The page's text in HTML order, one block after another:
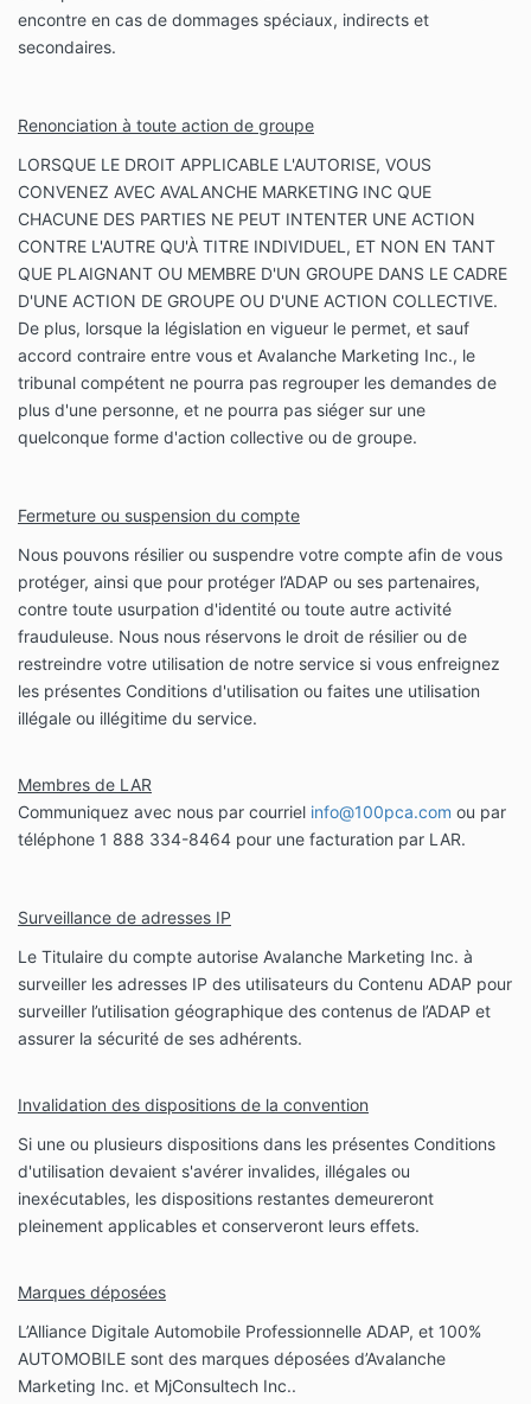
encontre en cas de dommages spéciaux, indirects et
secondaires.
Renonciation à toute action de groupe
LORSQUE LE DROIT APPLICABLE L'AUTORISE, VOUS
CONVENEZ AVEC AVALANCHE MARKETING INC QUE
CHACUNE DES PARTIES NE PEUT INTENTER UNE ACTION
CONTRE L'AUTRE QU'À TITRE INDIVIDUEL, ET NON EN TANT
QUE PLAIGNANT OU MEMBRE D'UN GROUPE DANS LE CADRE
D'UNE ACTION DE GROUPE OU D'UNE ACTION COLLECTIVE.
De plus, lorsque la législation en vigueur le permet, et sauf
accord contraire entre vous et Avalanche Marketing Inc., le
tribunal compétent ne pourra pas regrouper les demandes de
plus d'une personne, et ne pourra pas siéger sur une
quelconque forme d'action collective ou de groupe.
Fermeture ou suspension du compte
Nous pouvons résilier ou suspendre votre compte afin de vous
protéger, ainsi que pour protéger l’ADAP ou ses partenaires,
contre toute usurpation d'identité ou toute autre activité
frauduleuse. Nous nous réservons le droit de résilier ou de
restreindre votre utilisation de notre service si vous enfreignez
les présentes Conditions d'utilisation ou faites une utilisation
illégale ou illégitime du service.
Membres de LAR
Communiquez avec nous par courriel info@100pca.com ou par
téléphone 1 888 334-8464 pour une facturation par LAR.
Surveillance de adresses IP
Le Titulaire du compte autorise Avalanche Marketing Inc. à
surveiller les adresses IP des utilisateurs du Contenu ADAP pour
surveiller l’utilisation géographique des contenus de l’ADAP et
assurer la sécurité de ses adhérents.
Invalidation des dispositions de la convention
Si une ou plusieurs dispositions dans les présentes Conditions
d'utilisation devaient s'avérer invalides, illégales ou
inexécutables, les dispositions restantes demeureront
pleinement applicables et conserveront leurs effets.
Marques déposées
L’Alliance Digitale Automobile Professionnelle ADAP, et 100%
AUTOMOBILE sont des marques déposées d’Avalanche
Marketing Inc. et MjConsultech Inc..